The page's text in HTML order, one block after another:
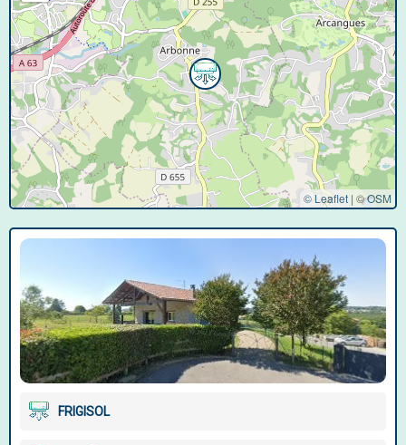
© Leaflet | ©OSM
FRIGISOL